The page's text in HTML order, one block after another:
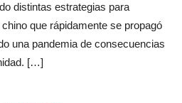
distintas estrategias para
que rápidamente se propagó
una pandemia de consecuencias
[…]